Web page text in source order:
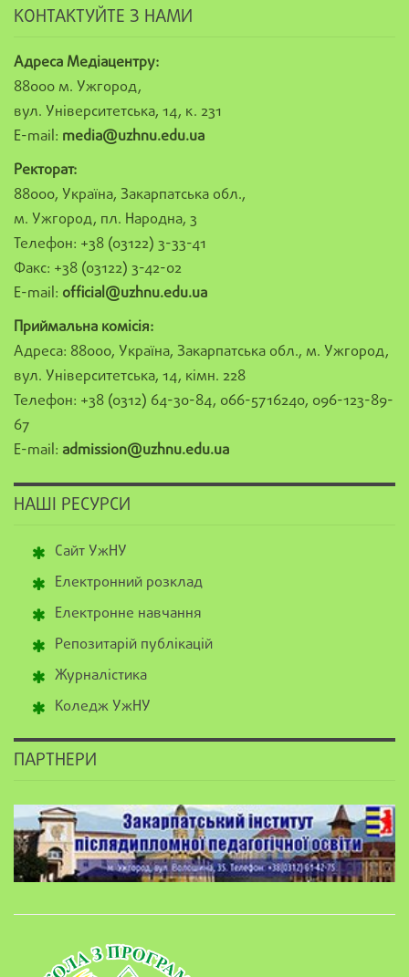
КОНТАКТУЙТЕ З НАМИ
Адреса Медіацентру:
88000 м. Ужгород,
вул. Університетська, 14, к. 231
E-mail: media@uzhnu.edu.ua
Ректорат:
88000, Україна, Закарпатська обл.,
м. Ужгород, пл. Народна, 3
Телефон: +38 (03122) 3-33-41
Факс: +38 (03122) 3-42-02
E-mail: official@uzhnu.edu.ua
Приймальна комісія:
Адреса: 88000, Україна, Закарпатська обл., м. Ужгород,
вул. Університетська, 14, кімн. 228
Телефон: +38 (0312) 64-30-84, 066-5716240, 096-123-89-
67
E-mail: admission@uzhnu.edu.ua
НАШІ РЕСУРСИ
Сайт УжНУ
Електронний розклад
Електронне навчання
Репозитарій публікацій
Журналістика
Коледж УжНУ
ПАРТНЕРИ